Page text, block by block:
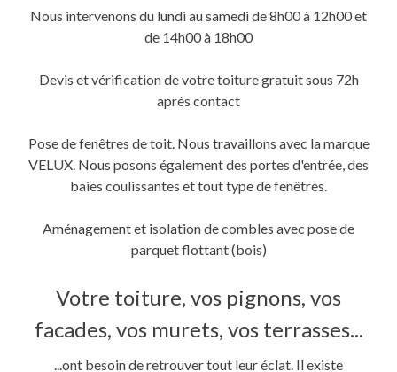
fenêtre)
Nous intervenons du lundi au samedi de 8h00 à 12h00 et
de 14h00 à 18h00
Devis et vérification de votre toiture gratuit sous 72h
après contact
Pose de fenêtres de toit. Nous travaillons avec la marque
VELUX. Nous posons également des portes d'entrée, des
baies coulissantes et tout type de fenêtres.
Aménagement et isolation de combles avec pose de
parquet flottant (bois)
Votre toiture, vos pignons, vos
facades, vos murets, vos terrasses...
...ont besoin de retrouver tout leur éclat. Il existe